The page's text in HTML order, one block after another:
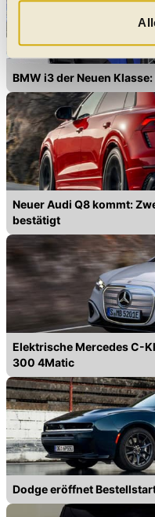
beachten Sie, dass
mehr alle
können die
Datenschutzerklärung
BMW i3 der Neuen
Neuer Audi Q8 kommt:
bestätigt
Elektrische Mercedes C-
300 4Matic
Dodge eröffnet